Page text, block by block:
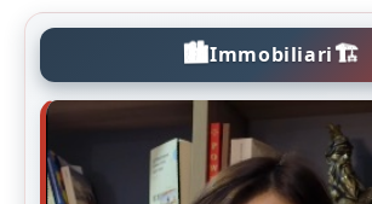
🏙️Immobiliari🏗️